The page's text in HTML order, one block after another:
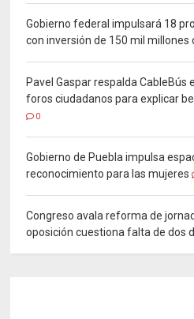
Gobierno federal impulsará 18
con inversión de 150 mil millones
Pavel Gaspar respalda CableBús
foros ciudadanos para explicar
0
Gobierno de Puebla impulsa
reconocimiento para las mujeres
Congreso avala reforma de
oposición cuestiona falta de dos